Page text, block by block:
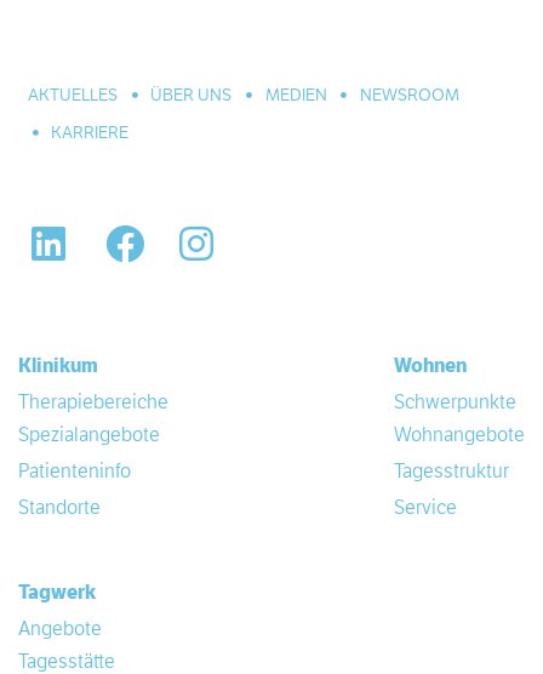
AKTUELLES ÜBER UNS MEDIEN
NEWSROOM
KARRIERE
LinkedIn Facebook
Klinikum
Therapiebereiche
Spezialangebote
Patienteninfo
Standorte
Wohnen
Schwerpunkte
Wohnangebote
Tagesstruktur
Service
Tagwerk
Angebote
Tagesstätte